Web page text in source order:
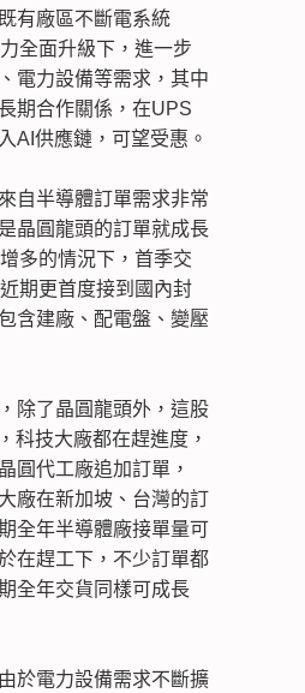
有廠區不斷電系統
全面升級下，進一步
電力設備等需求，其中
期合作關係，在UPS
AI供應鏈，可望受惠。
自半導體訂單需求非常
晶圓龍頭的訂單就成長
多的情況下，首季交
期更首度接到國內封
含建廠、配電盤、變壓
除了晶圓龍頭外，這股
科技大廠都在趕進度，
圓代工廠追加訂單，
廠在新加坡、台灣的訂
全年半導體廠接單量可
在趕工下，不少訂單都
全年交貨同樣可成長
於電力設備需求不斷擴